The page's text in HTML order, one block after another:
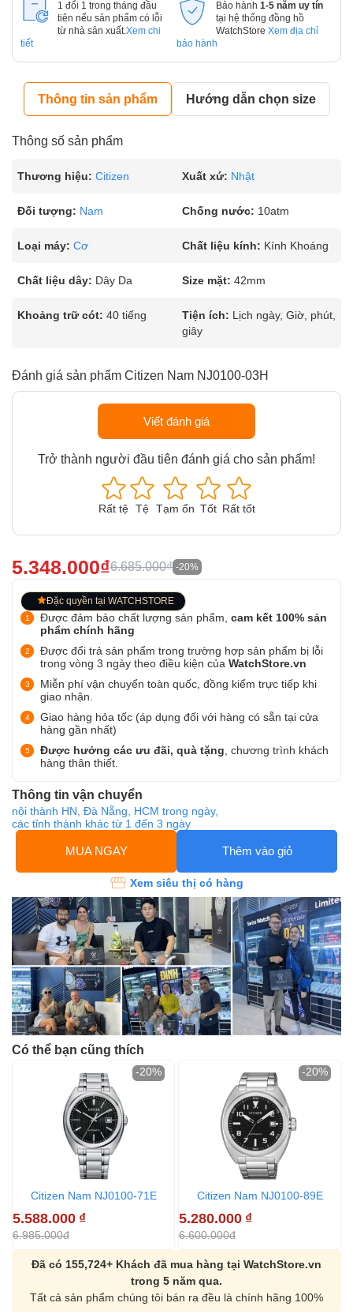
1 đổi 1 trong tháng đầu
tiên nếu sản phẩm có lỗi
từ nhà sản xuất. Xem chi
tiết
Bảo hành 1-5 năm uy tín
tại hệ thống đồng hồ
WatchStore Xem địa chỉ
bảo hành
Thông tin sản phẩm Hướng dẫn chọn size
Thông số sản phẩm
Thương hiệu: Citizen Xuất xứ: Nhật
Đối tượng: Nam Chống nước: 10atm
Loại máy: Cơ Chất liệu kính: Kính Khoáng
Chất liệu dây: Dây Da Size mặt: 42mm
Khoảng trữ cót: 40 tiếng Tiện ích: Lịch ngày, Giờ, phút,
giây
Đánh giá sản phẩm Citizen Nam NJ0100-03H
Viết đánh giá
Trở thành người đầu tiên đánh giá cho sản phẩm!
Rất tệ Tệ Tạm ổn Tốt Rất tốt
5.348.000₫6.685.000₫ -20%
Đặc quyền tại WATCHSTORE
Được đảm bảo chất lượng sản phẩm, cam kết 100% sản
phẩm chính hãng
Được đổi trả sản phẩm trong trường hợp sản phẩm bị lỗi
trong vòng 3 ngày theo điều kiện của WatchStore.vn
Miễn phí vận chuyển toàn quốc, đồng kiểm trực tiếp khi
giao nhận.
Giao hàng hỏa tốc (áp dụng đối với hàng có sẵn tại cửa
hàng gần nhất)
Được hưởng các ưu đãi, quà tặng , chương trình khách
hàng thân thiết.
Thông tin vận chuyển
nội thành HN, Đà Nẵng, HCM trong ngày,
các tỉnh thành khác từ 1 đến 3 ngày
MUA NGAY Thêm vào giỏ
Xem siêu thị có hàng
Có thể bạn cũng thích
Citizen Nam NJ0100-71E
5.588.000 ₫
6.985.000đ
-20%
Citizen Nam NJ0100-89E
5.280.000 ₫
6.600.000đ
-20%
Đã có 155,724+ Khách đã mua hàng tại WatchStore.vn
trong 5 năm qua.
Tất cả sản phẩm chúng tôi bán ra đều là chính hãng 100%